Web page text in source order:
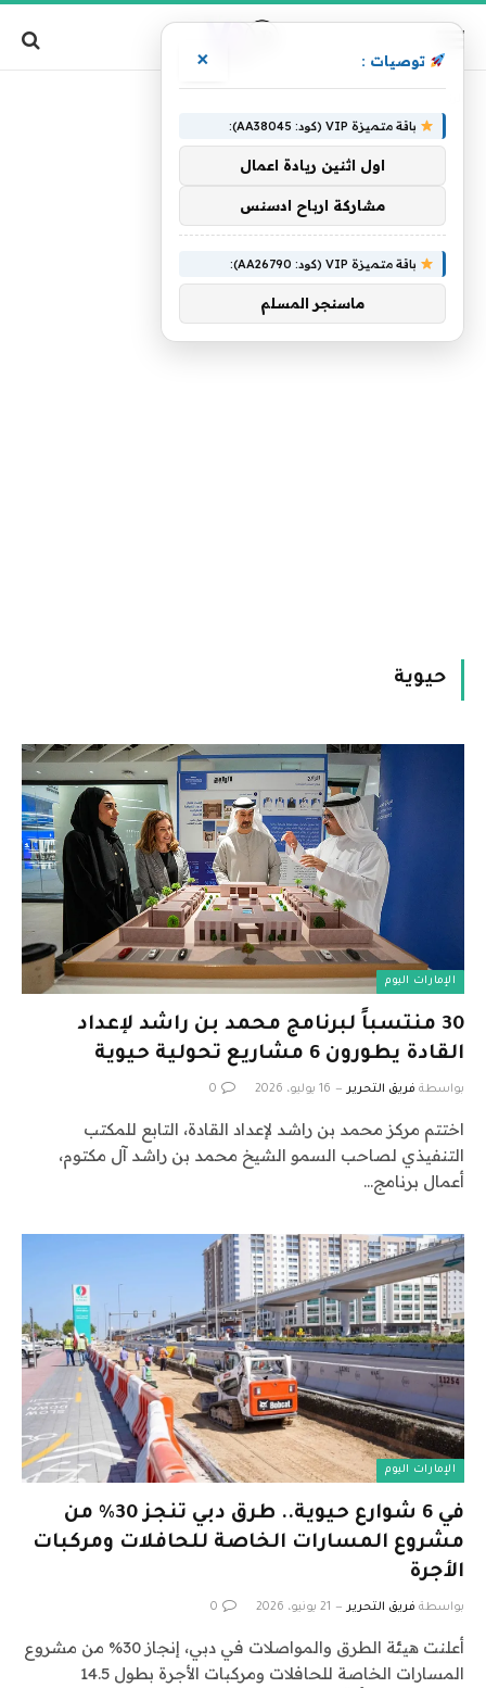
حيوية
الإمارات اليوم
30 منتسباً لبرنامج محمد بن راشد لإعداد
القادة يطورون 6 مشاريع تحولية حيوية
بواسطة فريق التحرير 16 يوليو، 2026 0
اختتم مركز محمد بن راشد لإعداد القادة، التابع للمكتب
التنفيذي لصاحب السمو الشيخ محمد بن راشد آل مكتوم،
أعمال برنامج…
الإمارات اليوم
في 6 شوارع حيوية.. طرق دبي تنجز 30% من
مشروع المسارات الخاصة للحافلات ومركبات
الأجرة
بواسطة فريق التحرير 21 يونيو، 2026 0
أعلنت هيئة الطرق والمواصلات في دبي، إنجاز 30% من مشروع
المسارات الخاصة للحافلات ومركبات الأجرة بطول 14.5
توصيات : ×
باقة متميزة VIP (كود: AA38045):
اول اثنين ريادة اعمال
مشاركة ارباح ادسنس
باقة متميزة VIP (كود: AA26790):
ماسنجر المسلم